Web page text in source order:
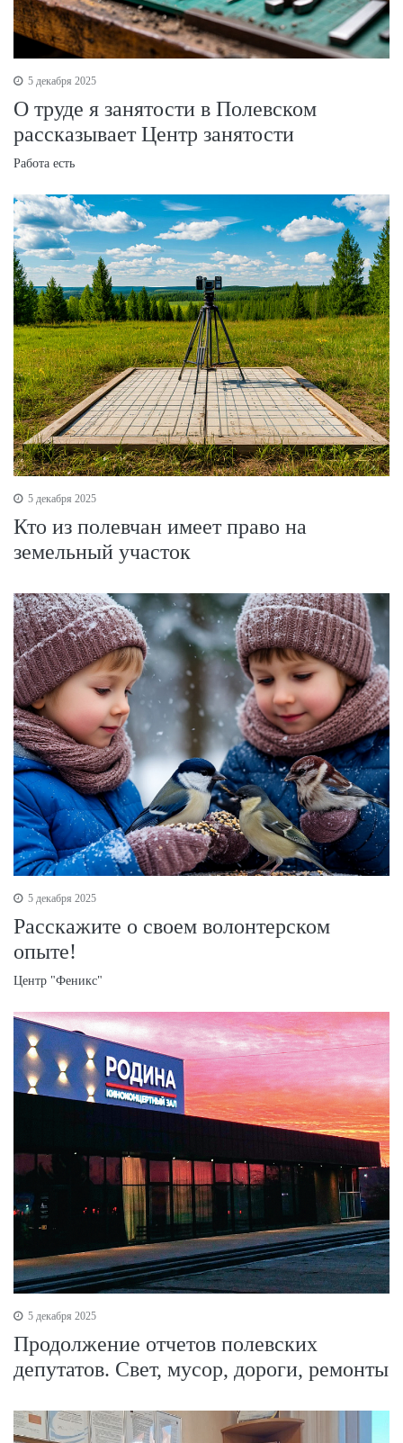
5 декабря 2025
О труде я занятости в Полевском
рассказывает Центр занятости
Работа есть
5 декабря 2025
Кто из полевчан имеет право на
земельный участок
5 декабря 2025
Расскажите о своем волонтерском
опыте!
Центр "Феникс"
5 декабря 2025
Продолжение отчетов полевских
депутатов. Свет, мусор, дороги, ремонты